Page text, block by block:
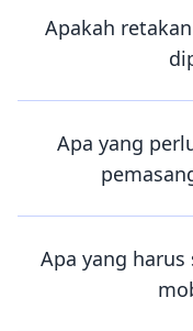
Apakah
Apa yang
Apa yang harus